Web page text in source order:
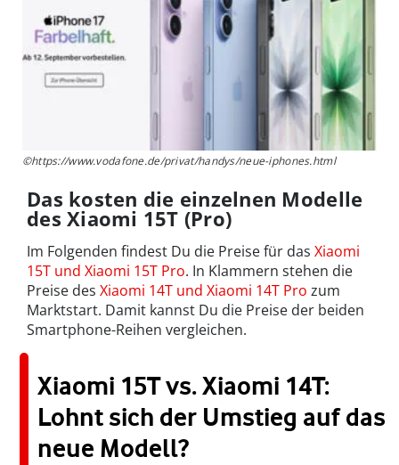
©https://www.vodafone.de/privat/handys/neue-iphones.html
Das kosten die einzelnen Modelle
des Xiaomi 15T (Pro)
Im Folgenden findest Du die Preise für das Xiaomi
15T und Xiaomi 15T Pro. In Klammern stehen die
Preise des Xiaomi 14T und Xiaomi 14T Pro zum
Marktstart. Damit kannst Du die Preise der beiden
Smartphone-Reihen vergleichen.
Xiaomi 15T vs. Xiaomi 14T:
Lohnt sich der Umstieg auf das
neue Modell?